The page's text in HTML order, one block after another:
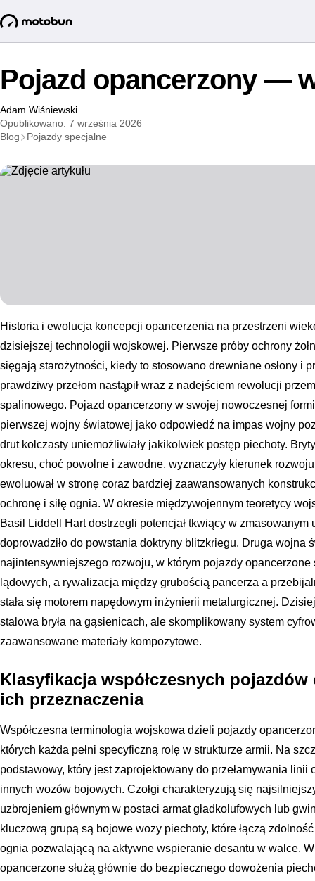
Pojazd opancerzony —
Adam Wiśniewski
Opublikowano: 7 września 2026
Blog
Pojazdy specjalne
Historia i ewolucja koncepcji opancerzenia na przestrzeni
dzisiejszej technologii wojskowej. Pierwsze próby ochrony
sięgają starożytności, kiedy to stosowano drewniane osłony i
prawdziwy przełom nastąpił wraz z nadejściem rewolucji
spalinowego. Pojazd opancerzony w swojej nowoczesnej
pierwszej wojny światowej jako odpowiedź na impas wojny
drut kolczasty uniemożliwiały jakikolwiek postęp piechoty.
okresu, choć powolne i zawodne, wyznaczyły kierunek
ewoluował w stronę coraz bardziej zaawansowanych
ochronę i siłę ognia. W okresie międzywojennym teoretycy
Basil Liddell Hart dostrzegli potencjał tkwiący w zmasowanym
doprowadziło do powstania doktryny blitzkriegu. Druga wojna
najintensywniejszego rozwoju, w którym pojazdy opancerzone
lądowych, a rywalizacja między grubością pancerza a
stała się motorem napędowym inżynierii metalurgicznej.
stalowa bryła na gąsienicach, ale skomplikowany system
zaawansowane materiały kompozytowe.
Klasyfikacja współczesnych pojazdów
ich przeznaczenia
Współczesna terminologia wojskowa dzieli pojazdy
których każda pełni specyficzną rolę w strukturze armii. Na
podstawowy, który jest zaprojektowany do przełamywania
innych wozów bojowych. Czołgi charakteryzują się
uzbrojeniem głównym w postaci armat gładkolufowych lub
kluczową grupą są bojowe wozy piechoty, które łączą
ognia pozwalającą na aktywne wspieranie desantu w walce.
opancerzone służą głównie do bezpiecznego dowożenia